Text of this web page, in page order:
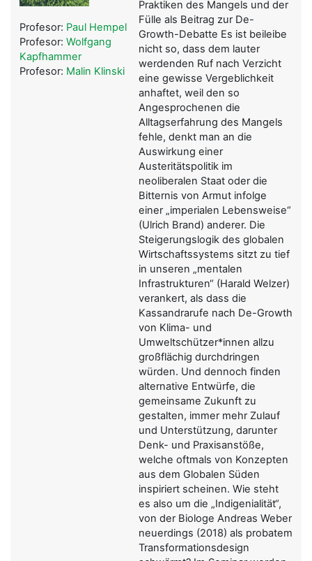
Praktiken des Mangels und der
Fülle als Beitrag zur De-
Growth-Debatte Es ist beileibe
nicht so, dass dem lauter
werdenden Ruf nach Verzicht
eine gewisse Vergeblichkeit
anhaftet, weil den so
Angesprochenen die
Alltagserfahrung des Mangels
fehle, denkt man an die
Auswirkung einer
Austeritätspolitik im
neoliberalen Staat oder die
Bitternis von Armut infolge
einer „imperialen Lebensweise“
(Ulrich Brand) anderer. Die
Steigerungslogik des globalen
Wirtschaftssystems sitzt zu tief
in unseren „mentalen
Infrastrukturen“ (Harald Welzer)
verankert, als dass die
Kassandrarufe nach De-Growth
von Klima- und
Umweltschützer*innen allzu
großflächig durchdringen
würden. Und dennoch finden
alternative Entwürfe, die
gemeinsame Zukunft zu
gestalten, immer mehr Zulauf
und Unterstützung, darunter
Denk- und Praxisanstöße,
welche oftmals von Konzepten
aus dem Globalen Süden
inspiriert scheinen. Wie steht
es also um die „Indigenialität“,
von der Biologe Andreas Weber
neuerdings (2018) als probatem
Transformationsdesign
Profesor: Paul Hempel
Profesor: Wolfgang
Kapfhammer
Profesor: Malin Klinski